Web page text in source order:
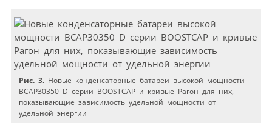
Рис. 3. Новые конденсаторные батареи высокой мощности
ВСАPЗ0350 D серии ВOOSTCAP и кривые Рагон для них,
показывающие зависимость удельной мощности от
удельной энергии